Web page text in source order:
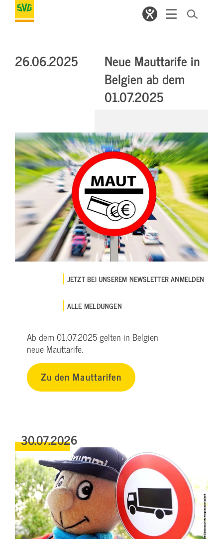
26.06.2025
Neue Mauttarife in
Belgien ab dem
01.07.2025
JETZT BEI UNSEREM NEWSLETTER ANMELDEN
ALLE MELDUNGEN
Ab dem 01.07.2025 gelten in Belgien
neue Mauttarife.
Zu den Mauttarifen
30.07.2026